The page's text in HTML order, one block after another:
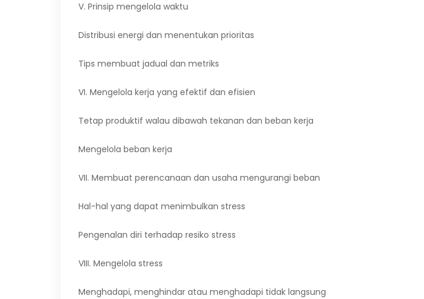
V. Prinsip mengelola waktu
Distribusi energi dan menentukan prioritas
Tips membuat jadual dan metriks
VI. Mengelola kerja yang efektif dan efisien
Tetap produktif walau dibawah tekanan dan beban kerja
Mengelola beban kerja
VII. Membuat perencanaan dan usaha mengurangi beban
Hal-hal yang dapat menimbulkan stress
Pengenalan diri terhadap resiko stress
VIII. Mengelola stress
Menghadapi, menghindar atau menghadapi tidak langsung